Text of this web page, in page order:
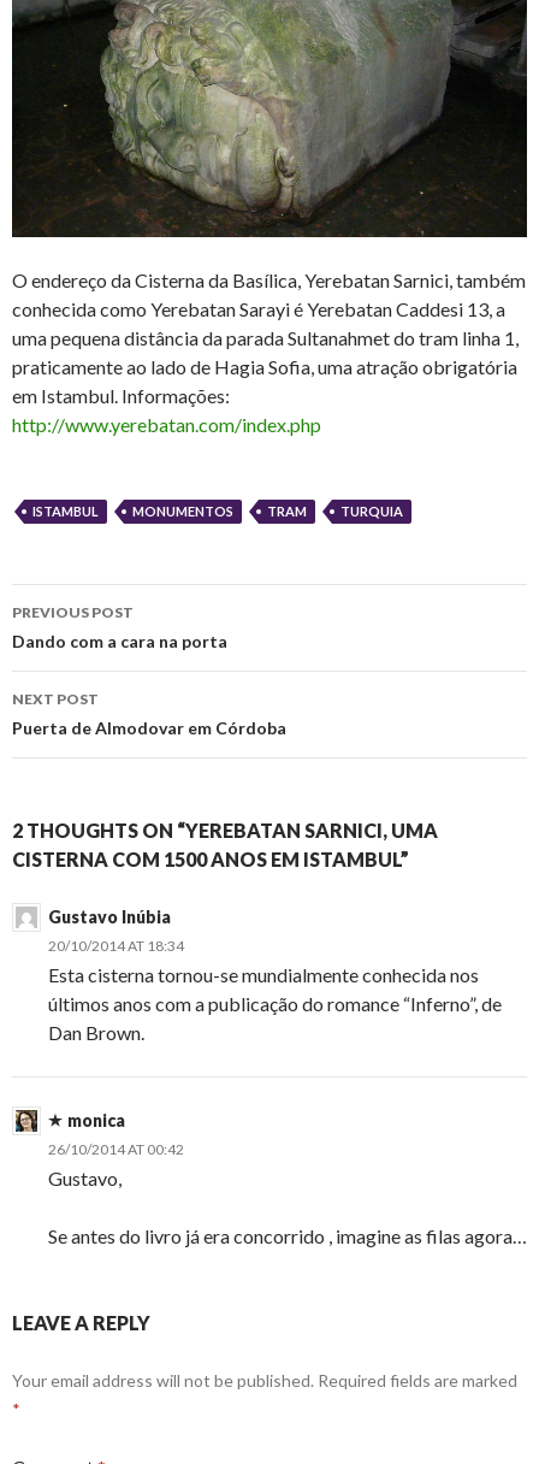
O endereço da Cisterna da Basílica, Yerebatan Sarnici, também
conhecida como Yerebatan Sarayi é Yerebatan Caddesi 13, a
uma pequena distância da parada Sultanahmet do tram linha 1,
praticamente ao lado de Hagia Sofia, uma atração obrigatória
em Istambul. Informações:
http://www.yerebatan.com/index.php
ISTAMBUL MONUMENTOS TRAM TURQUIA
Post
navigation
PREVIOUS POST
Dando com a cara na porta
NEXT POST
Puerta de Almodovar em Córdoba
2 THOUGHTS ON “YEREBATAN SARNICI, UMA
CISTERNA COM 1500 ANOS EM ISTAMBUL”
Gustavo Inúbia
20/10/2014 AT 18:34
Esta cisterna tornou-se mundialmente conhecida nos
últimos anos com a publicação do romance “Inferno”, de
Dan Brown.
monica
26/10/2014 AT 00:42
Gustavo,
Se antes do livro já era concorrido , imagine as filas agora…
LEAVE A REPLY
Your email address will not be published. Required fields are marked
*